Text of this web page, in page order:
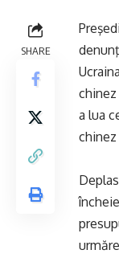
SHARE
a lua
chinez